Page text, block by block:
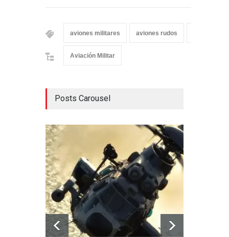
aviones militares aviones rudos
Aviación Militar
Posts Carousel